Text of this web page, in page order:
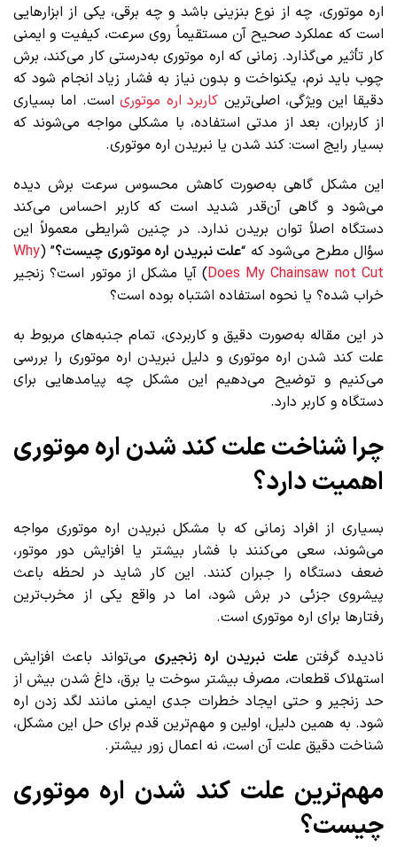
اره موتوری، چه از نوع بنزینی باشد و چه برقی، یکی از ابزارهایی
است که عملکرد صحیح آن مستقیماً روی سرعت، کیفیت و ایمنی
کار تأثیر می‌گذارد. زمانی که اره موتوری به‌درستی کار می‌کند، برش
چوب باید نرم، یکنواخت و بدون نیاز به فشار زیاد انجام شود که
دقیقا این ویژگی، اصلی‌ترین کاربرد اره موتوریاست. اما بسیاری
از کاربران، بعد از مدتی استفاده، با مشکلی مواجه می‌شوند که
بسیار رایج است: کند شدن یا نبریدن اره موتوری.
این مشکل گاهی به‌صورت کاهش محسوس سرعت برش دیده
می‌شود و گاهی آن‌قدر شدید است که کاربر احساس می‌کند
دستگاه اصلاً توان بریدن ندارد. در چنین شرایطی معمولاً این
سؤال مطرح می‌شود که “علت نبریدن اره موتوری چیست؟” (
Why
Does My Chainsaw not Cut) آیا مشکل از موتور است؟ زنجیر
خراب شده؟ یا نحوه استفاده اشتباه بوده است؟
در این مقاله به‌صورت دقیق و کاربردی، تمام جنبه‌های مربوط به
علت کند شدن اره موتوری و دلیل نبریدن اره موتوری را بررسی
می‌کنیم و توضیح می‌دهیم این مشکل چه پیامدهایی برای
دستگاه و کاربر دارد.
چرا شناخت علت کند شدن اره موتوری
اهمیت دارد؟
بسیاری از افراد زمانی که با مشکل نبریدن اره موتوری مواجه
می‌شوند، سعی می‌کنند با فشار بیشتر یا افزایش دور موتور،
ضعف دستگاه را جبران کنند. این کار شاید در لحظه باعث
پیشروی جزئی در برش شود، اما در واقع یکی از مخرب‌ترین
رفتارها برای اره موتوری است.
نادیده گرفتنعلت نبریدن اره زنجیری می‌تواند باعث افزایش
استهلاک قطعات، مصرف بیشتر سوخت یا برق، داغ شدن بیش از
حد زنجیر و حتی ایجاد خطرات جدی ایمنی مانند لگد زدن اره
شود. به همین دلیل، اولین و مهم‌ترین قدم برای حل این مشکل،
شناخت دقیق علت آن است، نه اعمال زور بیشتر.
مهم‌ترین علت کند شدن اره موتوری
چیست؟